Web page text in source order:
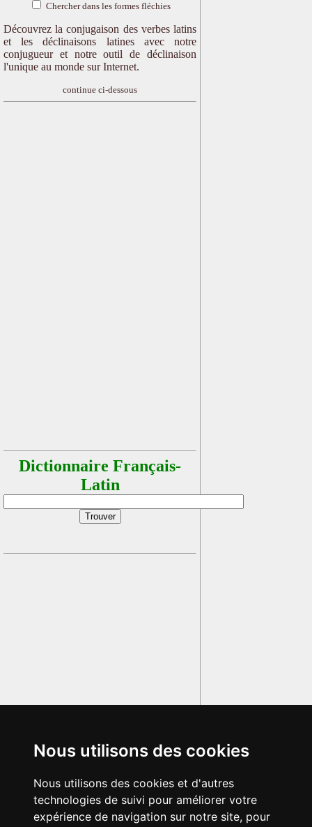
Nous utilisons des cookies
Nous utilisons des cookies et d'autres
technologies de suivi pour améliorer votre
expérience de navigation sur notre site, pour
Chercher dans les formes fléchies
Découvrez la conjugaison des verbes latins
et les déclinaisons latines avec notre
conjugueur et notre outil de déclinaison
l'unique au monde sur Internet.
continue ci-dessous
Dictionnaire Français-
Latin